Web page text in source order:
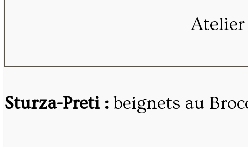
Atelier
Sturza-Preti : beignets au